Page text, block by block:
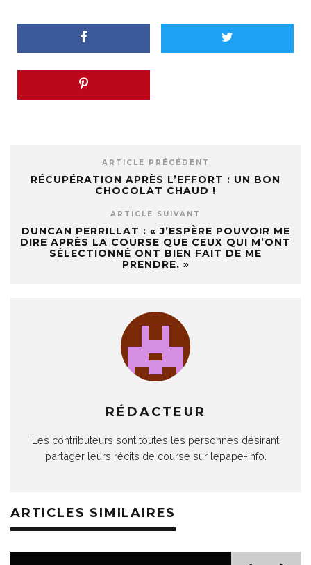
ARTICLE PRÉCÉDENT
RÉCUPÉRATION APRÈS L’EFFORT : UN BON
CHOCOLAT CHAUD !
ARTICLE SUIVANT
DUNCAN PERRILLAT : « J’ESPÈRE POUVOIR ME
DIRE APRÈS LA COURSE QUE CEUX QUI M’ONT
SÉLECTIONNÉ ONT BIEN FAIT DE ME
PRENDRE. »
RÉDACTEUR
Les contributeurs sont toutes les personnes désirant
partager leurs récits de course sur lepape-info.
ARTICLES SIMILAIRES